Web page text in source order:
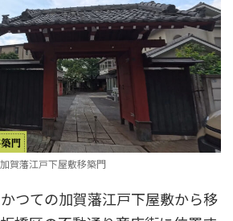
加賀藩江戸下屋敷移築門
つての加賀藩江戸下屋敷から移